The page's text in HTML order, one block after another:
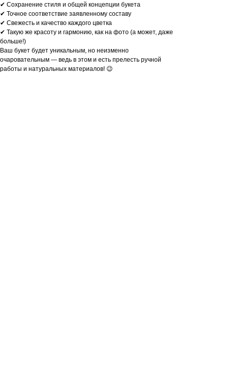
✔ Сохранение стиля и общей концепции букета
✔ Точное соответствие заявленному составу
✔ Свежесть и качество каждого цветка
✔ Такую же красоту и гармонию, как на фото (а может, даже
больше!)
Ваш букет будет уникальным, но неизменно
очаровательным — ведь в этом и есть прелесть ручной
работы и натуральных материалов! 😉